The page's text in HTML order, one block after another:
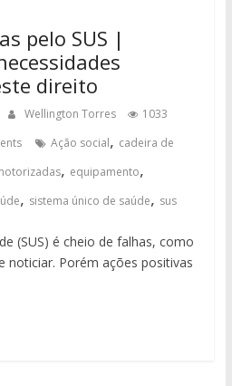
pelo SUS |
direito
Wellington Torres
1033
Ação social, cadeira de
, equipamento,
, sistema único de saúde, sus
(SUS) é cheio de falhas, como
noticiar. Porém ações positivas